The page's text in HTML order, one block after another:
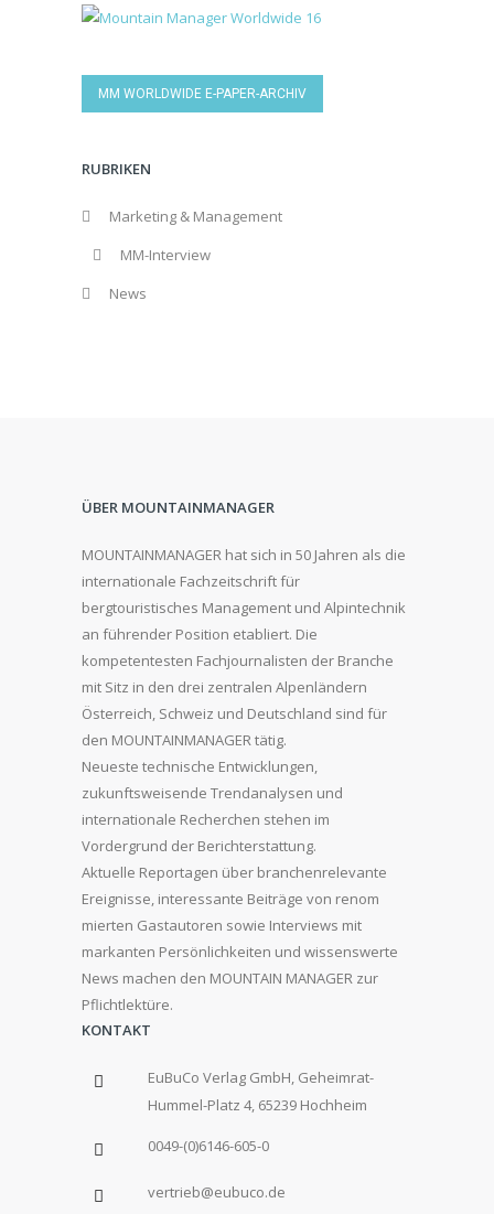
MM WORLDWIDE E-PAPER-ARCHIV
RUBRIKEN
Marketing & Management
MM-Interview
News
ÜBER MOUNTAINMANAGER
MOUNTAINMANAGER hat sich in 50 Jahren als die
internationale Fachzeitschrift für
bergtouristisches Management und Alpintechnik
an führender Position etabliert. Die
kompetentesten Fachjournalisten der Branche
mit Sitz in den drei zentralen Alpenländern
Österreich, Schweiz und Deutschland sind für
den MOUNTAINMANAGER tätig.
Neueste technische Entwicklungen,
zukunftsweisende Trendanalysen und
internationale Recherchen stehen im
Vordergrund der Berichterstattung.
Aktuelle Reportagen über branchenrelevante
Ereignisse, interessante Beiträge von renom
mierten Gastautoren sowie Interviews mit
markanten Persönlichkeiten und wissenswerte
News machen den MOUNTAIN MANAGER zur
Pflichtlektüre.
KONTAKT
EuBuCo Verlag GmbH, Geheimrat-
Hummel-Platz 4, 65239 Hochheim
0049-(0)6146-605-0
vertrieb@eubuco.de